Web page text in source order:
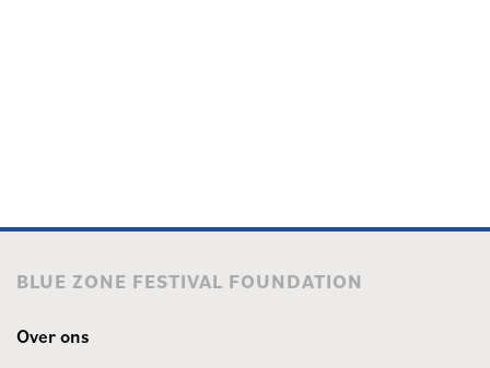
BLUE ZONE FESTIVAL FOUNDATION
Over ons